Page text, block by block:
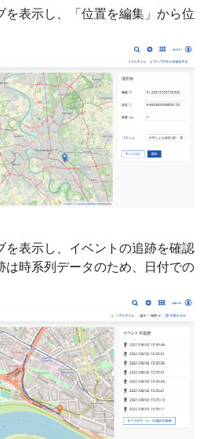
を表示し、「位置を編集」から位
を表示し、イベントの追跡を確認
は時系列データのため、日付での